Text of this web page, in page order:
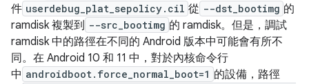
件 userdebug_plat_sepolicy.cil 從 --dst_bootimg 的
ramdisk 複製到 --src_bootimg 的 ramdisk。但是，調試
ramdisk 中的路徑在不同的 Android 版本中可能會有所不
同。在 Android 10 和 11 中，對於內核命令行
中 androidboot.force_normal_boot=1 的設備，路徑